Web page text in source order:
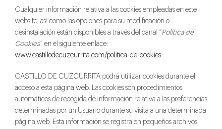
Cualquier información relativa a las cookies empleadas en este
website, así como las opciones para su modificación o
desinstalación están disponibles a través del canal “Política de
Cookies” en el siguiente enlace:
www.castillodecuzcurrita.com/politica-de-cookies.
CASTILLO DE CUZCURRITA podrá utilizar cookies durante el
acceso a esta página web. Las cookies son procedimientos
automáticos de recogida de información relativa a las preferencias
determinadas por un Usuario durante su visita a una determinada
página web. Esta información se registra en pequeños archivos